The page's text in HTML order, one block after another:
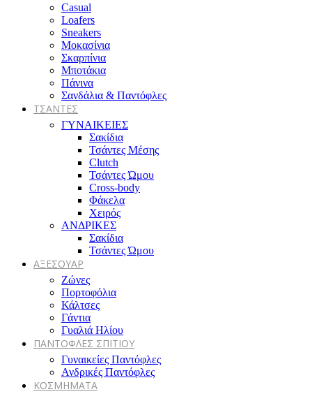
Casual
Loafers
Sneakers
Μοκασίνια
Σκαρπίνια
Μποτάκια
Πάνινα
Σανδάλια & Παντόφλες
ΤΣΑΝΤΕΣ
ΓΥΝΑΙΚΕΙΕΣ
Σακίδια
Τσάντες Μέσης
Clutch
Τσάντες Ώμου
Cross-body
Φάκελα
Χειρός
ΑΝΔΡΙΚΕΣ
Σακίδια
Τσάντες Ώμου
ΑΞΕΣΟΥΑΡ
Ζώνες
Πορτοφόλια
Κάλτσες
Γάντια
Γυαλιά Ηλίου
ΠΑΝΤΟΦΛΕΣ ΣΠΙΤΙΟΥ
Γυναικείες Παντόφλες
Ανδρικές Παντόφλες
ΚΟΣΜΗΜΑΤΑ